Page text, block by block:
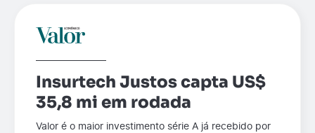
Insurtech Justos capta US$
35,8 mi em rodada
Valor é o maior investimento série A já recebido por